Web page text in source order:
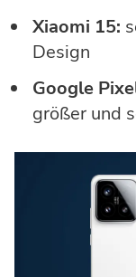
Xiaomi 15:
Design
Google
größer und